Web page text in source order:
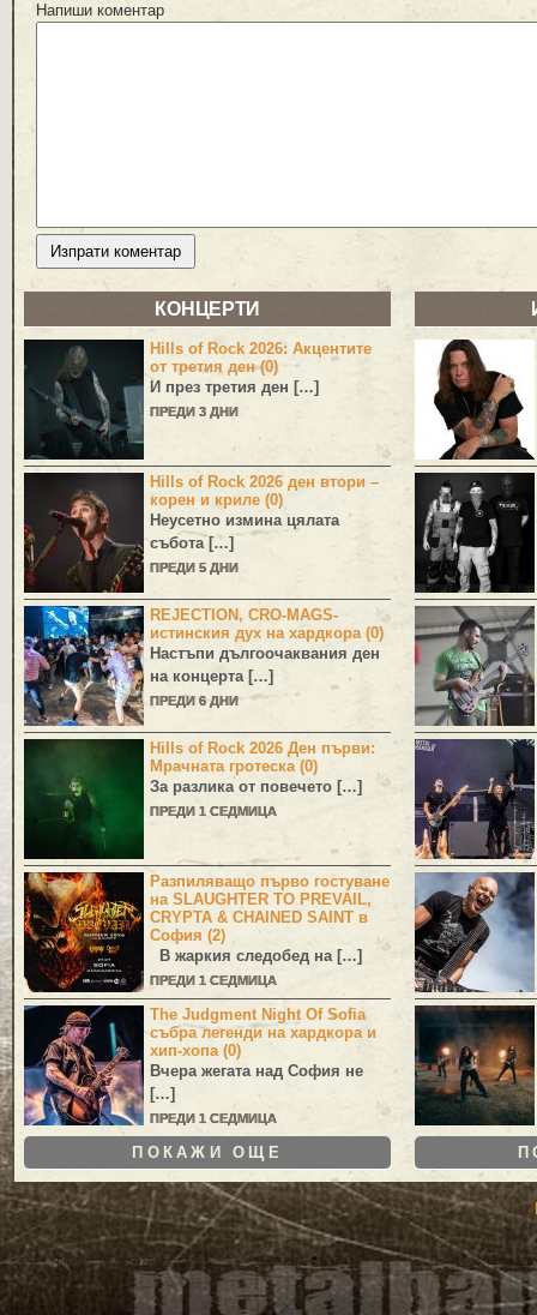
Напиши коментар
КОНЦЕРТИ
Hills of Rock 2026: Акцентите
от третия ден (0)
И през третия ден […]
ПРЕДИ 3 ДНИ
Hills of Rock 2026 ден втори –
корен и криле (0)
Неусетно измина цялата
събота […]
ПРЕДИ 5 ДНИ
REJECTION, CRO-MAGS-
истинския дух на хардкора (0)
Настъпи дългоочаквания ден
на концерта […]
ПРЕДИ 6 ДНИ
Hills of Rock 2026 Ден първи:
Мрачната гротеска (0)
За разлика от повечето […]
ПРЕДИ 1 СЕДМИЦА
Разпиляващо първо гостуване
на SLAUGHTER TO PREVAIL,
CRYPTA & CHAINED SAINT в
София (2)
В жаркия следобед на […]
ПРЕДИ 1 СЕДМИЦА
The Judgment Night Of Sofia
събра легенди на хардкора и
хип-хопа (0)
Вчера жегата над София не
[…]
ПРЕДИ 1 СЕДМИЦА
ПОКАЖИ ОЩЕ